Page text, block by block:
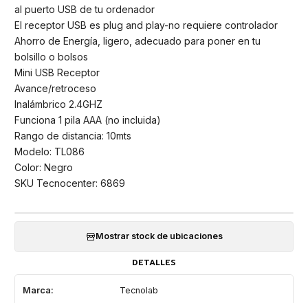
al puerto USB de tu ordenador
El receptor USB es plug and play-no requiere controlador
Ahorro de Energía, ligero, adecuado para poner en tu
bolsillo o bolsos
Mini USB Receptor
Avance/retroceso
Inalámbrico 2.4GHZ
Funciona 1 pila AAA (no incluida)
Rango de distancia: 10mts
Modelo: TL086
Color: Negro
SKU Tecnocenter: 6869
Mostrar stock de ubicaciones
DETALLES
Marca: Tecnolab